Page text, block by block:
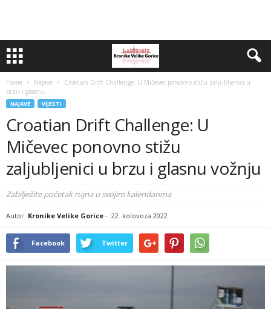
Home Najave
Croatian Drift Challenge: U Mičevec ponovno stižu zaljubljenici u
brzu i glasnu...
NAJAVE VIJESTI
Croatian Drift Challenge: U
Mičevec ponovno stižu
zaljubljenici u brzu i glasnu vožnju
Zabilježite početak rujna u svojim kalendarima
Autor: Kronike Velike Gorice - 22. kolovoza 2022
Facebook Twitter